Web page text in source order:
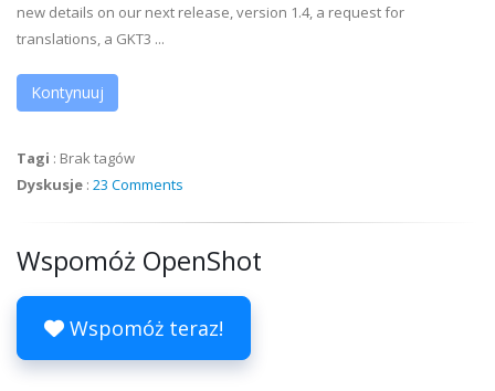
new details on our next release, version 1.4, a request for
translations, a GKT3 ...
Kontynuuj
Tagi : Brak tagów
Dyskusje : 23 Comments
Wspomóż OpenShot
Wspomóż teraz!